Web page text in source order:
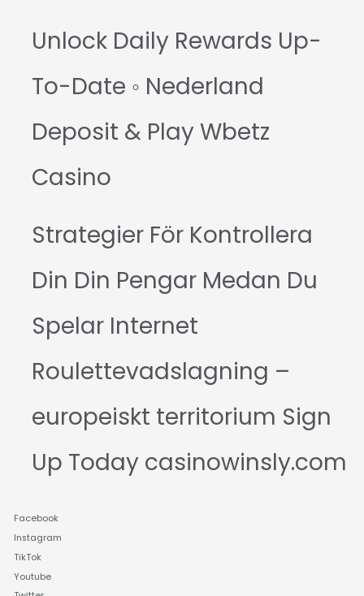
Unlock Daily Rewards Up-
To-Date ◦ Nederland
Deposit & Play Wbetz
Casino
Strategier För Kontrollera
Din Din Pengar Medan Du
Spelar Internet
Roulettevadslagning –
europeiskt territorium Sign
Up Today casinowinsly.com
Facebook
Instagram
TikTok
Youtube